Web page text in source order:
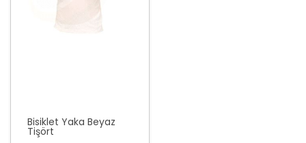
Bisiklet Yaka Beyaz
Tişört